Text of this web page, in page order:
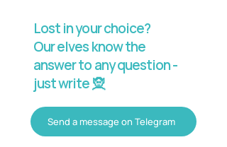
Lost in your choice?
Our elves know the
answer to any question -
just write 🧝
Send a message on Telegram